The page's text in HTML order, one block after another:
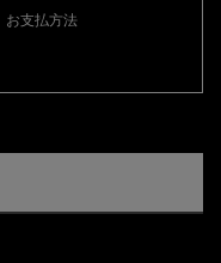
お支払方法